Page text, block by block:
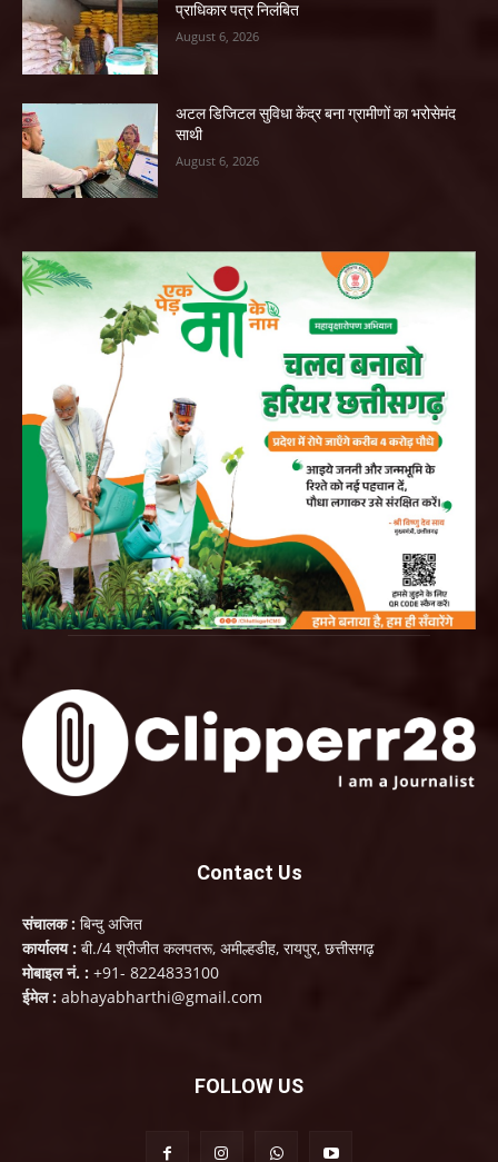
प्राधिकार पत्र निलंबित
August 6, 2026
अटल डिजिटल सुविधा केंद्र बना ग्रामीणों का भरोसेमंद
साथी
August 6, 2026
Contact Us
संचालक : बिन्दु अजित
कार्यालय : बी./4 श्रीजीत कलपतरू, अमील्हडीह, रायपुर, छत्तीसगढ़
मोबाइल नं. : +91- 8224833100
ईमेल : abhayabharthi@gmail.com
FOLLOW US